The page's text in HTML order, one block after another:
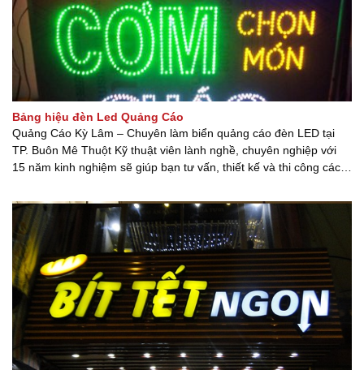
Bảng hiệu đèn Led Quảng Cáo
Quảng Cáo Kỳ Lâm – Chuyên làm biển quảng cáo đèn LED tại
TP. Buôn Mê Thuột Kỹ thuật viên lành nghề, chuyên nghiệp với
15 năm kinh nghiệm sẽ giúp bạn tư vấn, thiết kế và thi công các
bao gồm [...] [...]